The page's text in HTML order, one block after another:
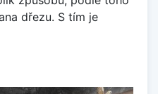
dřezu. S tím je